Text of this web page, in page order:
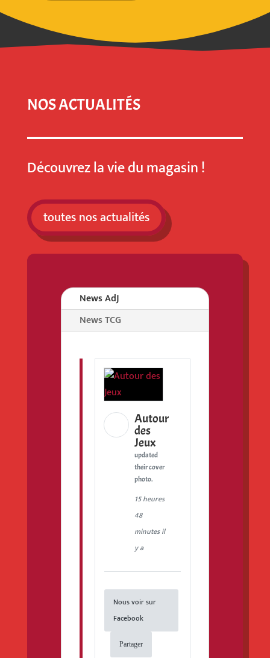
NOS ACTUALITÉS
Découvrez la vie du magasin !
toutes nos actualités
News AdJ
News TCG
Autour
des
Jeux
updated
their cover
photo.
15 heures
48
minutes il
y a
Nous voir sur
Facebook
Partager